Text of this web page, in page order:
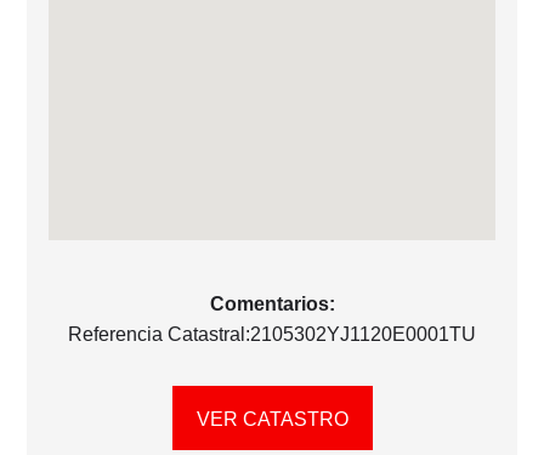
Comentarios:
Referencia Catastral:2105302YJ1120E0001TU
VER CATASTRO